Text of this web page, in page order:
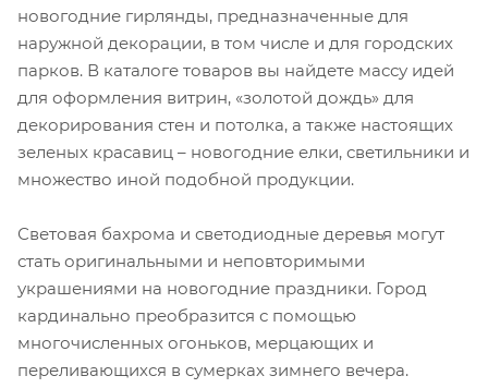
новогодние гирлянды, предназначенные для
наружной декорации, в том числе и для городских
парков. В каталоге товаров вы найдете массу идей
для оформления витрин, «золотой дождь» для
декорирования стен и потолка, а также настоящих
зеленых красавиц – новогодние елки, светильники и
множество иной подобной продукции.
Световая бахрома и светодиодные деревья могут
стать оригинальными и неповторимыми
украшениями на новогодние праздники. Город
кардинально преобразится с помощью
многочисленных огоньков, мерцающих и
переливающихся в сумерках зимнего вечера.